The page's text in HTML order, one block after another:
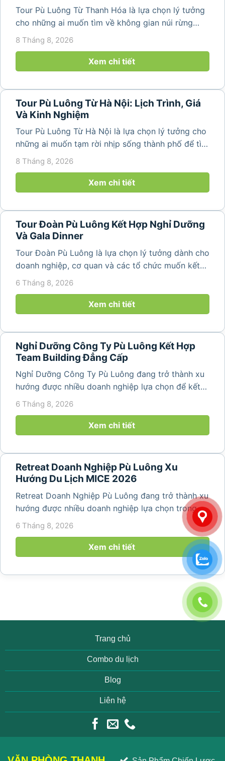
Tour Pù Luông Từ Thanh Hóa là lựa chọn lý tưởng
cho những ai muốn tìm về không gian núi rừng
trong lành, ruộng bậc thang xanh mướt và những
bản làng bình yên ngay trong một hành trình ngắn
ngày. Không cần di chuyển...
8 Tháng 8, 2026
Xem chi tiết
Tour Pù Luông Từ Hà Nội: Lịch Trình, Giá
Và Kinh Nghiệm
Tour Pù Luông Từ Hà Nội là lựa chọn lý tưởng cho
những ai muốn tạm rời nhịp sống thành phố để tìm
về không gian núi rừng xanh mát, những bản làng
8 Tháng 8, 2026
Xem chi tiết
Tour Đoàn Pù Luông Kết Hợp Nghỉ Dưỡng
Và Gala Dinner
Tour Đoàn Pù Luông là lựa chọn lý tưởng dành cho
doanh nghiệp, cơ quan và các tổ chức muốn kết
hợp nghỉ dưỡng, tham quan và tổ chức các hoạt
động gắn kết tập thể. Với cảnh quan thiên nhiên
nguyên sơ, không khí...
6 Tháng 8, 2026
Xem chi tiết
Nghỉ Dưỡng Công Ty Pù Luông Kết Hợp
Team Building Đẳng Cấp
Nghỉ Dưỡng Công Ty Pù Luông đang trở thành xu
hướng được nhiều doanh nghiệp lựa chọn để kết
hợp giữa nghỉ ngơi, tái tạo năng lượng và xây
lịch đơn thuần, nhiều công ty...
6 Tháng 8, 2026
Xem chi tiết
Retreat Doanh Nghiệp Pù Luông Xu
Hướng Du Lịch MICE 2026
Retreat Doanh Nghiệp Pù Luông đang trở thành xu
hướng được nhiều doanh nghiệp lựa chọn trong
năm 2026 khi nhu cầu kết hợp nghỉ dưỡng, hội
họp và gắn kết đội ngũ ngày càng tăng. Không chỉ
mang đến khoảng thời gian thư giãn...
6 Tháng 8, 2026
Xem chi tiết
Trang chủ
Combo du lịch
Blog
Liên hệ